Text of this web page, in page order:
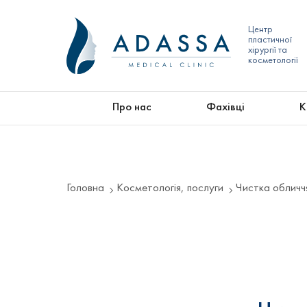
Центр
пластичної
хірургії та
косметології
Про нас Фахівці
Головна Косметологія, послуги Чистка